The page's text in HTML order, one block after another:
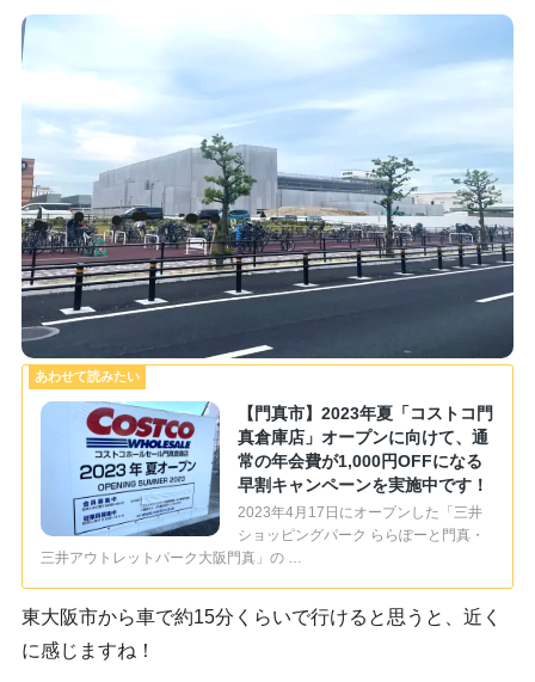
【門真市】2023年夏「コストコ門
真倉庫店」オープンに向けて、通
常の年会費が1,000円OFFになる
早割キャンペーンを実施中です！
2023年4月17日にオープンした「三井
ショッピングパーク ららぽーと門真・
三井アウトレットパーク大阪門真」の …
東大阪市から車で約15分くらいで行けると思うと、近く
に感じますね！